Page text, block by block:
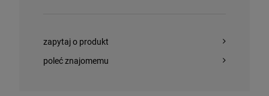
zapytaj o produkt
poleć znajomemu